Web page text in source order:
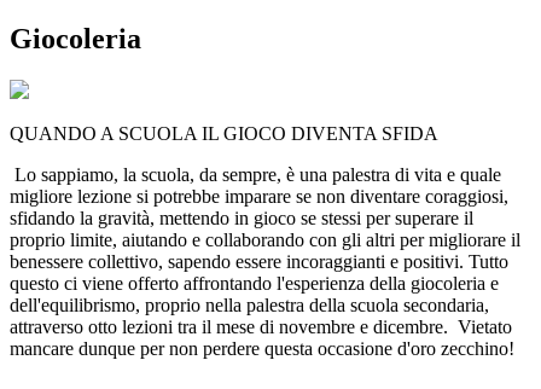
Giocoleria
QUANDO A SCUOLA IL GIOCO DIVENTA SFIDA
Lo sappiamo, la scuola, da sempre, è una palestra di vita e quale
migliore lezione si potrebbe imparare se non diventare coraggiosi,
sfidando la gravità, mettendo in gioco se stessi per superare il
proprio limite, aiutando e collaborando con gli altri per migliorare il
benessere collettivo, sapendo essere incoraggianti e positivi. Tutto
questo ci viene offerto affrontando l'esperienza della giocoleria e
dell'equilibrismo, proprio nella palestra della scuola secondaria,
attraverso otto lezioni tra il mese di novembre e dicembre. Vietato
mancare dunque per non perdere questa occasione d'oro zecchino!